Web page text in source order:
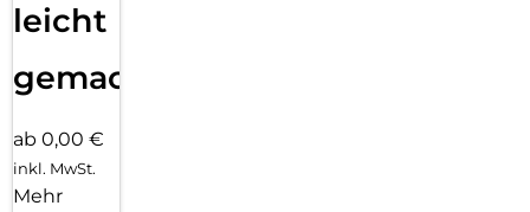
leicht
gemacht!
ab 0,00 €
inkl. MwSt.
Mehr